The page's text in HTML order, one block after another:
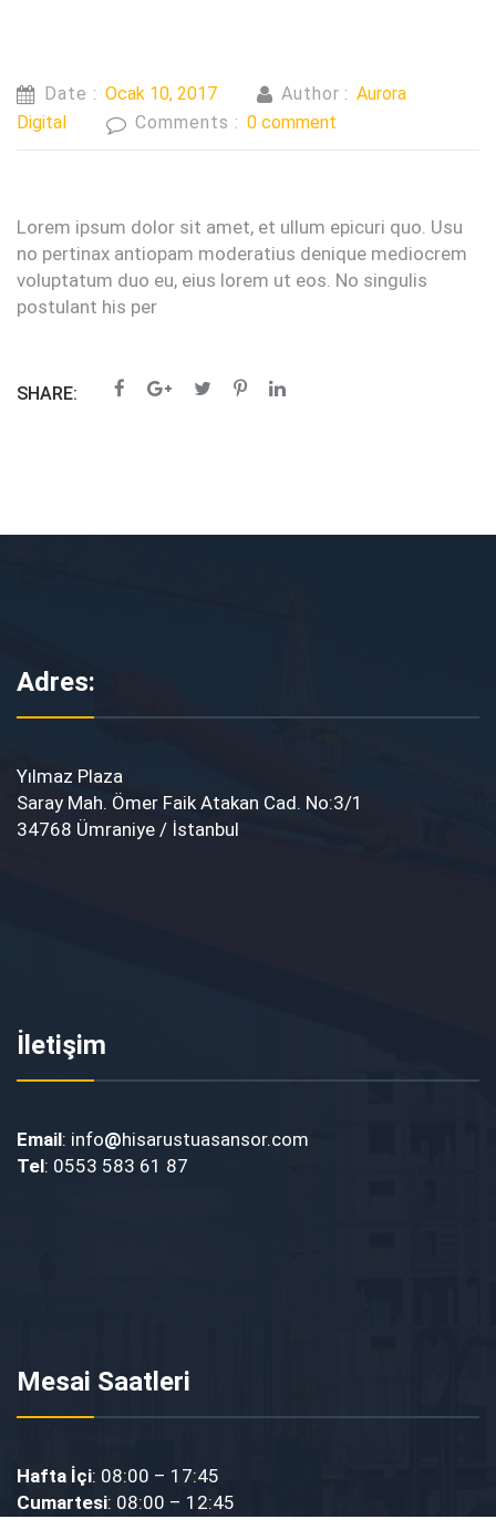
Date : Ocak 10, 2017 Author : Aurora
Digital
Comments : 0 comment
Lorem ipsum dolor sit amet, et ullum epicuri quo. Usu
no pertinax antiopam moderatius denique mediocrem
voluptatum duo eu, eius lorem ut eos. No singulis
postulant his per
SHARE:
Adres:
Yılmaz Plaza
Saray Mah. Ömer Faik Atakan Cad. No:3/1
34768 Ümraniye / İstanbul
İletişim
Email: info@hisarustuasansor.com
Tel: 0553 583 61 87
Mesai Saatleri
Hafta İçi: 08:00 – 17:45
Cumartesi: 08:00 – 12:45